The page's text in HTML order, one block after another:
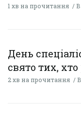
1 хв на прочитання
День
свято тих,
2 хв на прочитання